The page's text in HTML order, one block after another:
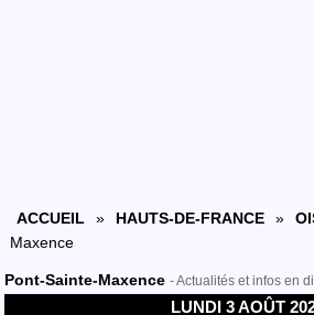
ACCUEIL » HAUTS-DE-FRANCE »
Maxence
Pont-Sainte-Maxence - Actualités et infos en
LUNDI 3 AOÛT